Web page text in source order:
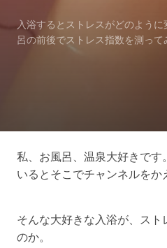
入浴するとストレスがどのよう
呂の前後でストレス指数を測って
私、お風呂、温泉大好きです
いるとそこでチャンネルをか
そんな大好きな入浴が、スト
のか。